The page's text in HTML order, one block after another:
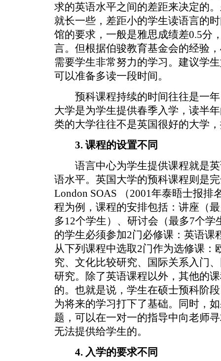
求的英语水平之间的差距来决定的
就长一些，差距小的学生读语言的
馆的要求，一般是雅思成绩差0.5分
言。但根据伯骏教育基金会的经验
需要学生非常努力的学习。建议学
可以准备多读一段时间。
预科课程持续的时间往往是一年
大学是为学生提供春季入学，读半
类的大学往往不是英国很好的大学
3. 课程的设置不同
语言中心为学生提供课程就是英
语水平。英国大学的预科课程则是
London SOAS （2001年泰晤士报排
程为例，课程的安排包括：讲座（
多12个学生）、研讨会（最多7个学
的学生必须参加2门必修课：英语课
从下列课程中选取2门作为选修课：
究、文化比较研究、国际关系入门
研究。除了英语课程以外，其他的
的。也就是说，学生在硕士预科阶
为将来的学习打下了基础。同时，
题，可以在一对一的指导中向老师
无法提供给学生的。
4. 入学的要求不同